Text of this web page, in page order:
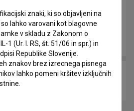
revolucije (2006)
zgodovinski
znaki, ki so objavljeni na
lahko varovani kot blagovne
v skladu z Zakonom o
1 (Ur. l. RS, št. 51/06 in spr.) in
Republike Slovenije.
znakov brez izrecnega pisnega
lahko pomeni kršitev izključnih